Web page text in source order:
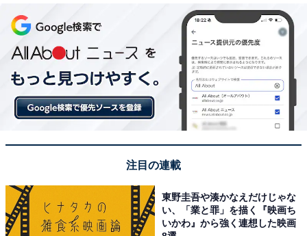
と説得します。青鬼を確保し、事件は無事解決へ。その
後、家族の絆を取り戻した武蔵は娘・えみり（吉田帆乃
華）から「パパは私のヒーロー」とコメントの添えられ
た絵をプレゼントされ、「嘘だろ」とお決まりのせりふ
を平和な笑みとともにこぼすのでした。
注目の連載
東野圭吾や湊かなえだけじゃな
い、「業と罪」を描く『映画ち
いかわ』から強く連想した映画